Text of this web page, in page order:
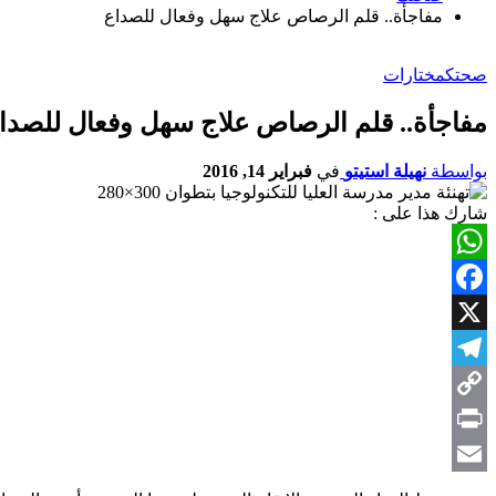
مفاجأة.. قلم الرصاص علاج سهل وفعال للصداع
صحتكمختارات
مفاجأة.. قلم الرصاص علاج سهل وفعال
بواسطة نهيلة استيتو في فبراير 14, 2016
شارك هذا على :
WhatsApp
Facebook
X
Telegram
Copy
Link
Print